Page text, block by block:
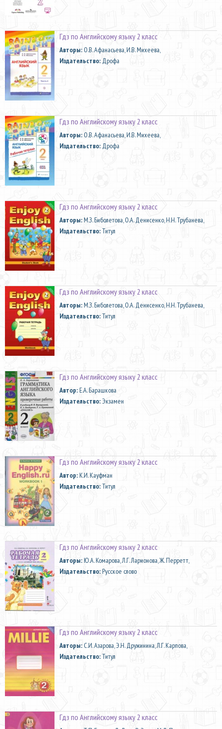
Гдз по Английскому языку 2 класс
Aвторы: О.В. Афанасьева, И.В. Михеева,
Издательство: Дрофа
Гдз по Английскому языку 2 класс
Aвторы: О.В. Афанасьева, И.В. Михеева,
Издательство: Дрофа
Гдз по Английскому языку 2 класс
Aвторы:М.З. Биболетова, О.А. Денисенко, Н.Н. Трубанева,
Издательство:Титул
Гдз по Английскому языку 2 класс
Aвторы:М.З. Биболетова, О.А. Денисенко, Н.Н. Трубанева,
Издательство:Титул
Гдз по Английскому языку 2 класс
Автор: Е.А. Барашкова
Издательство:Экзамен
Гдз по Английскому языку 2 класс
Автор:К.И. Кауфман
Издательство:Титул
Гдз по Английскому языку 2 класс
Aвторы:Ю.А. Комарова, Л.Г. Ларионова, Ж. Перретт,
Издательство:Русское слово
Гдз по Английскому языку 2 класс
Aвторы: С.И. Азарова, Э.Н. Дружинина, Л.Г. Карпова,
Издательство:Титул
Гдз по Английскому языку 2 класс